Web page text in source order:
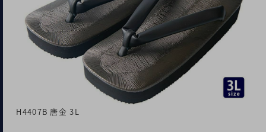
H4407B 唐金 3L